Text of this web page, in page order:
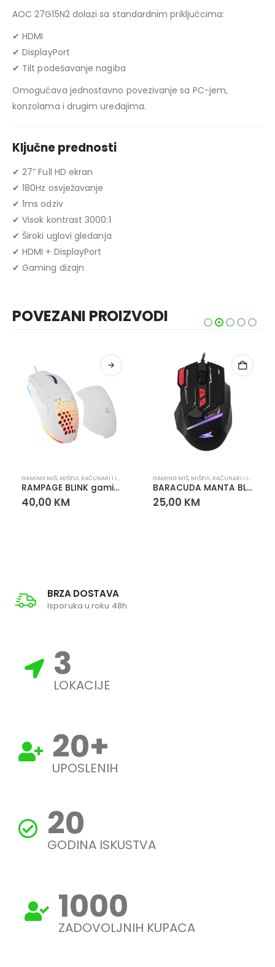
AOC 27G15N2 dolazi sa standardnim priključcima:
✔ HDMI
✔ DisplayPort
✔ Tilt podešavanje nagiba
Omogućava jednostavno povezivanje sa PC-jem,
konzolama i drugim uređajima.
Ključne prednosti
✔ 27” Full HD ekran
✔ 180Hz osvježavanje
✔ 1ms odziv
✔ Visok kontrast 3000:1
✔ Široki uglovi gledanja
✔ HDMI + DisplayPort
✔ Gaming dizajn
POVEZANI PROIZVODI
GAMING MIŠ, MIŠEVI, RAČUNARI I IT OPREMA
RAMPAGE BLINK gaming miš – 12800 DPI, INSTANT 825F senzor, 1000Hz
40,00 KM
GAMING MIŠ, MIŠEVI, RAČUNARI I IT OPREMA
BARACUDA MANTA BLACK GAMING MIŠ
25,00 KM
BRZA DOSTAVA
Isporuka u roku 48h
3
LOKACIJE
20+
UPOSLENIH
20
GODINA ISKUSTVA
1000
ZADOVOLJNIH KUPACA